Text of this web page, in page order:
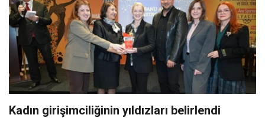
Kadın girişimciliğinin yıldızları belirlendi